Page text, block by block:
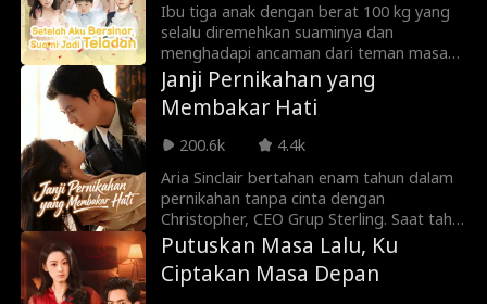
Ibu tiga anak dengan berat 100 kg yang
selalu diremehkan suaminya dan
menghadapi ancaman dari teman masa
kecil suaminya tewas karena
penganiayaan, terbangun ke tubuh
permaisuri zaman kuno. Sang permaisuri
tak lagi mau menanggung penghinaan.
Dia menurunkan berat badan, merawat
diri dan beri pelajaran keras kepada
suami yang sombong serta teman masa
kecil liciknya. Menghadapi istri yang telah
berubah, suaminya mulai mengejarnya
dengan putus asa.
Janji Pernikahan yang
Membakar Hati
200.6k
4.4k
Aria Sinclair bertahan enam tahun dalam
pernikahan tanpa cinta dengan
Christopher, CEO Grup Sterling. Saat tahu
suaminya dimanipulasi oleh Savannah
Prescott—wanita yang menyamar
sebagai cinta pertama dan sahabat pena
Putuskan Masa Lalu, Ku
Ciptakan Masa Depan